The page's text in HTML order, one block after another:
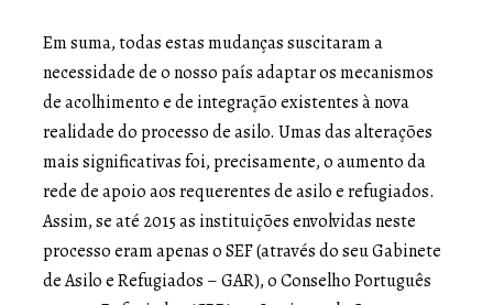
Em suma, todas estas mudanças suscitaram a
necessidade de o nosso país adaptar os mecanismos
de acolhimento e de integração existentes à nova
realidade do processo de asilo. Umas das alterações
mais significativas foi, precisamente, o aumento da
rede de apoio aos requerentes de asilo e refugiados.
Assim, se até 2015 as instituições envolvidas neste
processo eram apenas o SEF (através do seu Gabinete
de Asilo e Refugiados – GAR), o Conselho Português